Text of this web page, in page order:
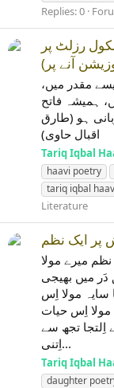
Replies: 0
رزلٹ پر
آنے پر)
مقدر میں،
ہمیشہ فاتح
ہو (طارق
اقبال حاوی)
Tariq Iqbal
haavi poetry
tariq iqbal
Literature
پر ایک نظم
میرے مولا
میں بھیجی
مولا اِس
اِس حیات
اِلتجا تجھ سے
اِتنی...
Tariq Iqbal
daughter